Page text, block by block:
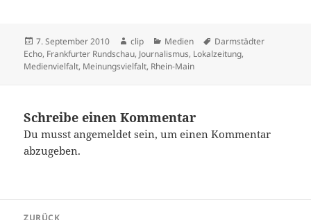
Veröffentlicht
am
7. September 2010 Autor
clip Kategorien
Medien Schlagwörter
Darmstädter
Echo, Frankfurter Rundschau, Journalismus, Lokalzeitung,
Medienvielfalt, Meinungsvielfalt, Rhein-Main
Schreibe einen Kommentar
Du musstangemeldet sein, um einen Kommentar
abzugeben.